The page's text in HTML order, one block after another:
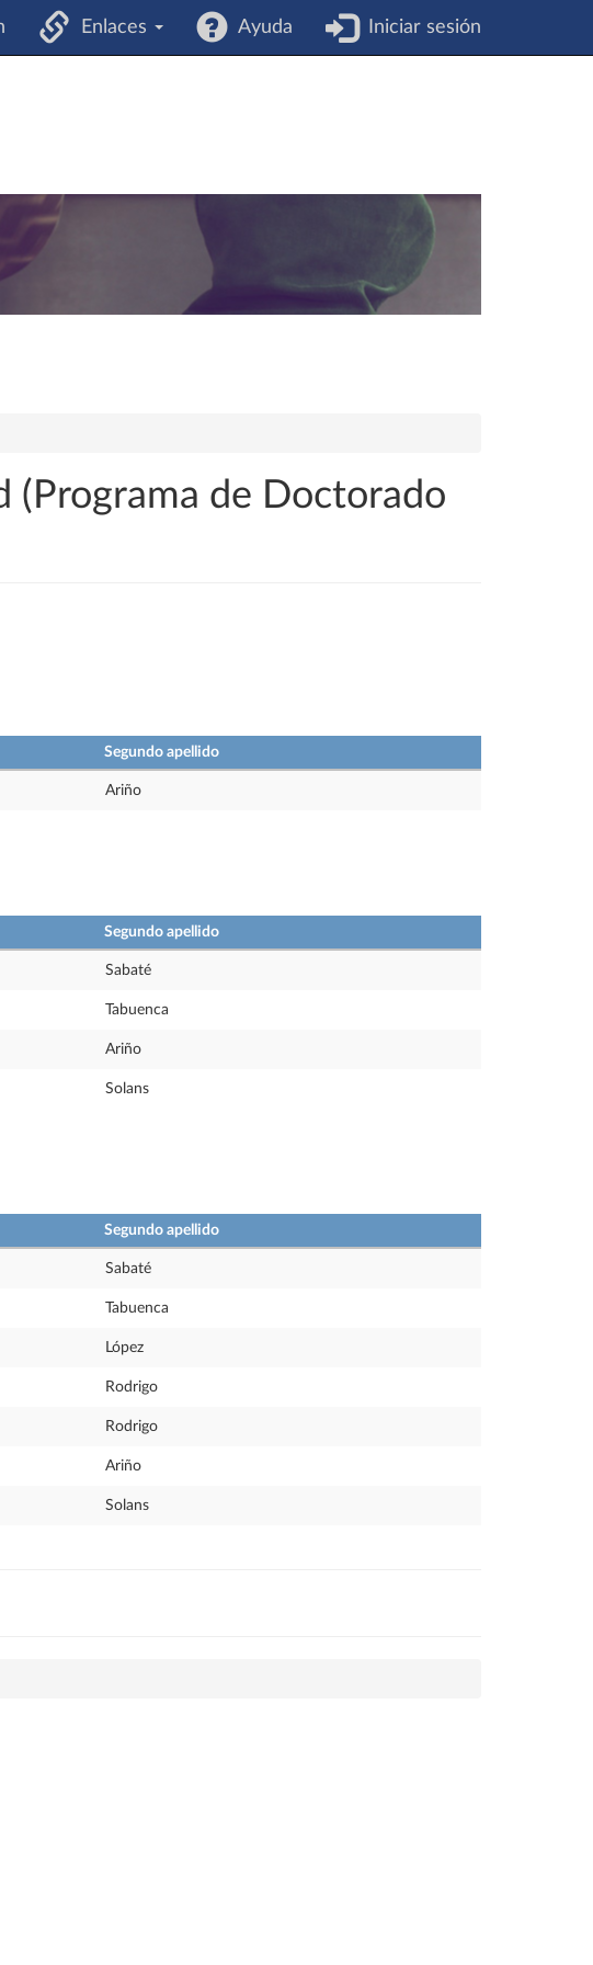
Enlaces Ayuda Iniciar sesión
(Programa de Doctorado
Segundo apellido
Ariño
Segundo apellido
Sabaté
Tabuenca
Ariño
Solans
Segundo apellido
Sabaté
Tabuenca
López
Rodrigo
Rodrigo
Ariño
Solans